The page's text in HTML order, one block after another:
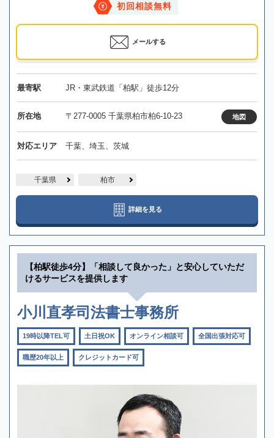
初回相談無料
メールする
最寄駅 JR・東武鉄道「柏駅」徒歩12分
所在地 〒277-0005 千葉県柏市柏6-10-23 地図
対応エリア 千葉、埼玉、茨城
千葉県 柏市
詳細を見る
【柏駅徒歩4分】「相談して良かった」と安心していただ
けるサービスを提供します
小川直孝司法書士事務所
19時以降TEL可 土日祝OK オンライン相談可 全国出張対応可
職歴20年以上 クレジットカード可